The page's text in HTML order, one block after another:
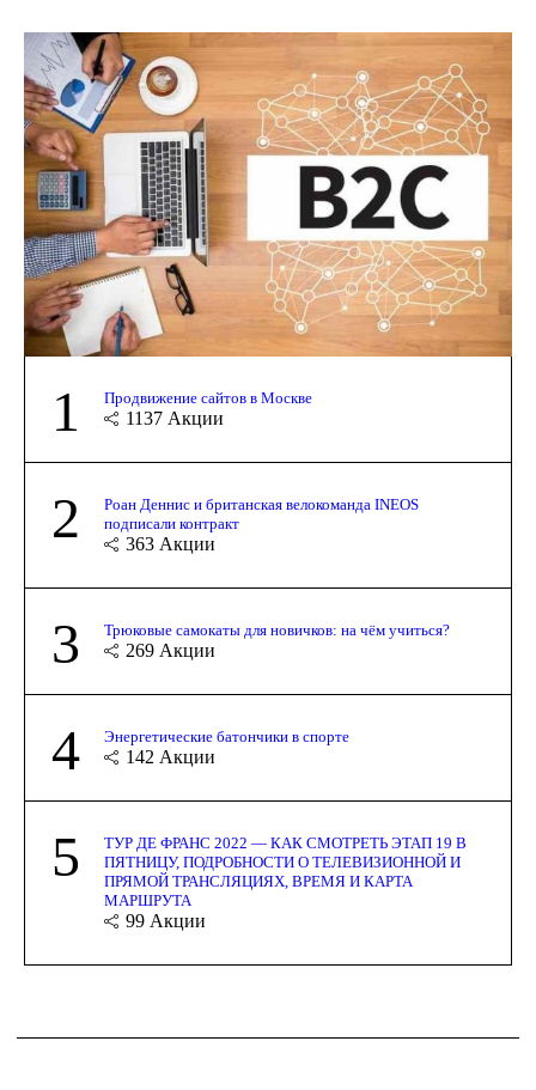
1 Продвижение сайтов в Москве
1137 Акции
2
Роан Деннис и британская велокоманда INEOS
подписали контракт
363 Акции
3 Трюковые самокаты для новичков: на чём учиться?
269 Акции
4 Энергетические батончики в спорте
142 Акции
5
ТУР ДЕ ФРАНС 2022 — КАК СМОТРЕТЬ ЭТАП 19 В
ПЯТНИЦУ, ПОДРОБНОСТИ О ТЕЛЕВИЗИОННОЙ И
ПРЯМОЙ ТРАНСЛЯЦИЯХ, ВРЕМЯ И КАРТА
МАРШРУТА
99 Акции